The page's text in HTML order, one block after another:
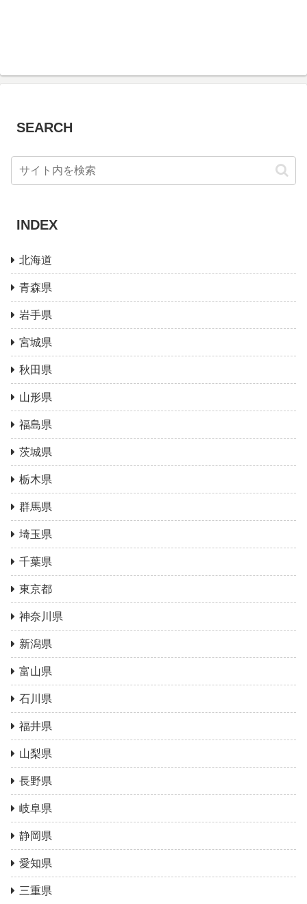
SEARCH
INDEX
北海道
青森県
岩手県
宮城県
秋田県
山形県
福島県
茨城県
栃木県
群馬県
埼玉県
千葉県
東京都
神奈川県
新潟県
富山県
石川県
福井県
山梨県
長野県
岐阜県
静岡県
愛知県
三重県